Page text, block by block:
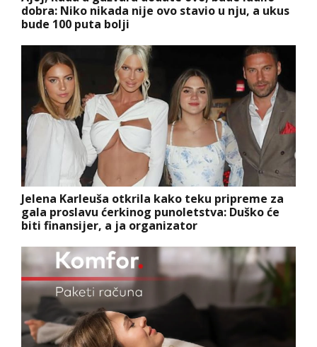
dobra: Niko nikada nije ovo stavio u nju, a ukus
bude 100 puta bolji
Jelena Karleuša otkrila kako teku pripreme za
gala proslavu ćerkinog punoletstva: Duško će
biti finansijer, a ja organizator